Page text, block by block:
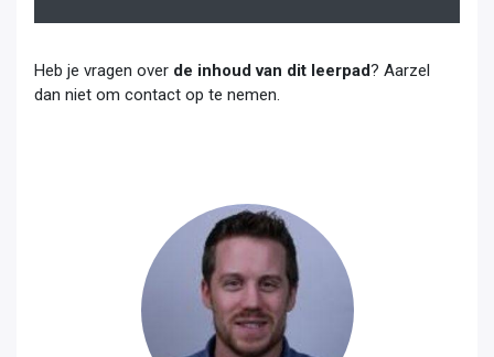
Heb je vragen over de inhoud van dit leerpad? Aarzel
dan niet om contact op te nemen.